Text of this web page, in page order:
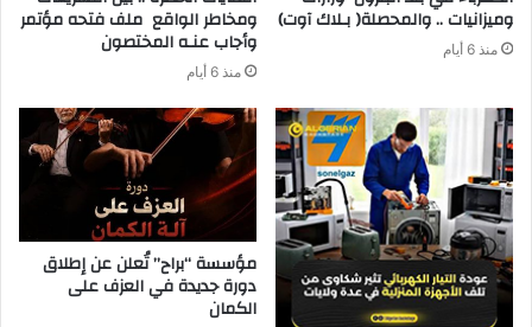
‬وميزانيات‭ .. ‬والمحصلة‭ )‬بـلاك‭ ‬آوت)
منذ 6 أيام ‬وأجاب‭ ‬عنـه‭ ‬المختصون
منذ 6 أيام
مؤسسة “براح” تُعلن عن إطلاق
دورة جديدة في العزف على
الكمان